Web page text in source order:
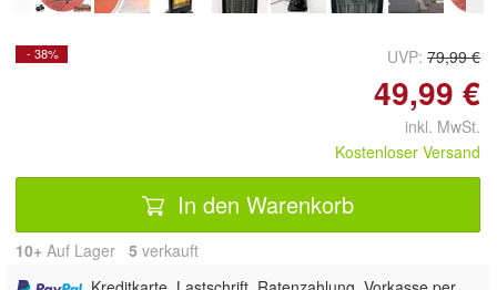
- 38% UVP: 79,99 €
49,99 €
inkl. MwSt.
Kostenloser Versand
In den Warenkorb
10+ Auf Lager 5 verkauft